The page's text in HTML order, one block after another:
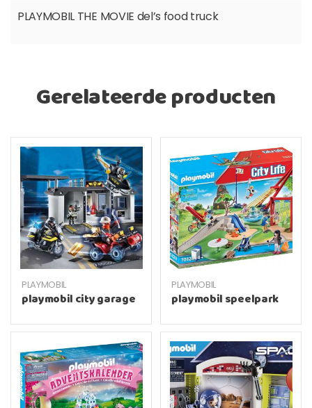
PLAYMOBIL THE MOVIE del’s food truck
Gerelateerde producten
PLAYMOBIL
playmobil city garage
PLAYMOBIL
playmobil speelpark